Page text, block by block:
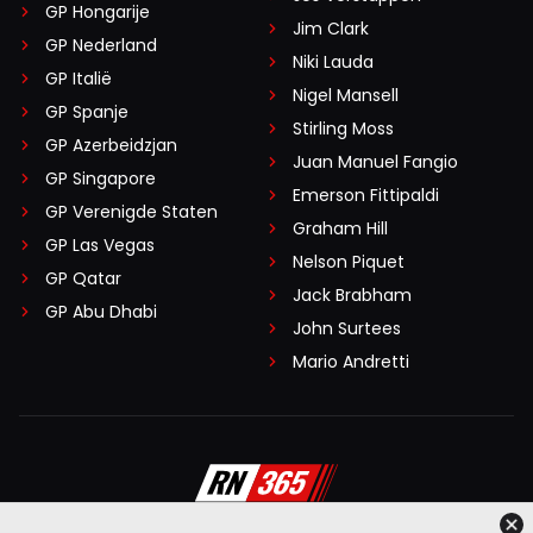
10 november 2025 18:39
Ik vind het ook bijzonder frustrerend dat iemand die
briljant is in zn vak geremd wordt door anderen. De beste
hoort te winnen. Anders zit er iets scheef toch?
willem H
10 november 2025 20:54
Het is nog steeds een constructeurs kampioenschap
HaroldLT
11 november 2025 07:21
Nou nee, de formule 1 begon in 1950 uitsluitend
werd de constructeurstitel eraan toe gevoegd
om constructeurs ook een prikkel te geven. Het
GP Hongarije
GP Nederland
GP Italië
GP Spanje
GP Azerbeidzjan
GP Singapore
GP Verenigde Staten
GP Las Vegas
GP Qatar
GP Abu Dhabi
Jim Clark
Niki Lauda
Nigel Mansell
Stirling Moss
Juan Manuel Fangio
Emerson Fittipaldi
Graham Hill
Nelson Piquet
Jack Brabham
John Surtees
Mario Andretti